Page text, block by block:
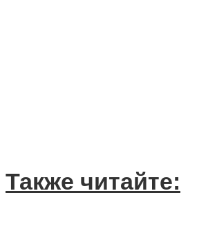
Также читайте: